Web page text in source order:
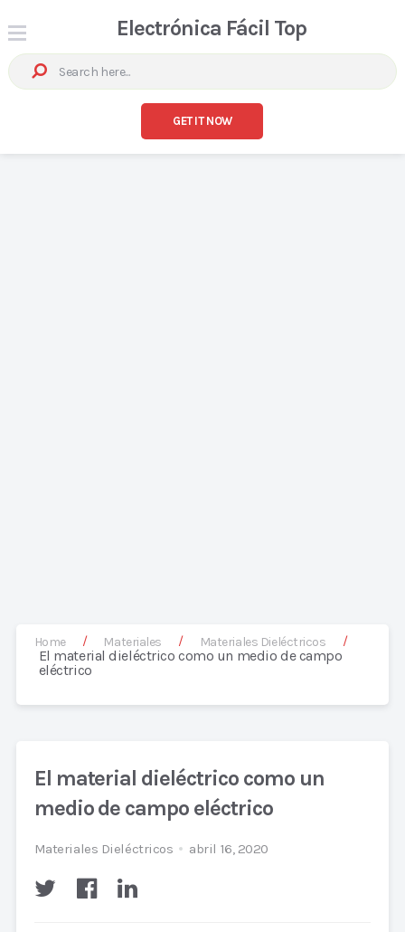
Electrónica Fácil Top
GET IT NOW
Home / Materiales / Materiales Dieléctricos /
El material dieléctrico como un medio de campo
eléctrico
El material dieléctrico como un
medio de campo eléctrico
Materiales Dieléctricos abril 16, 2020